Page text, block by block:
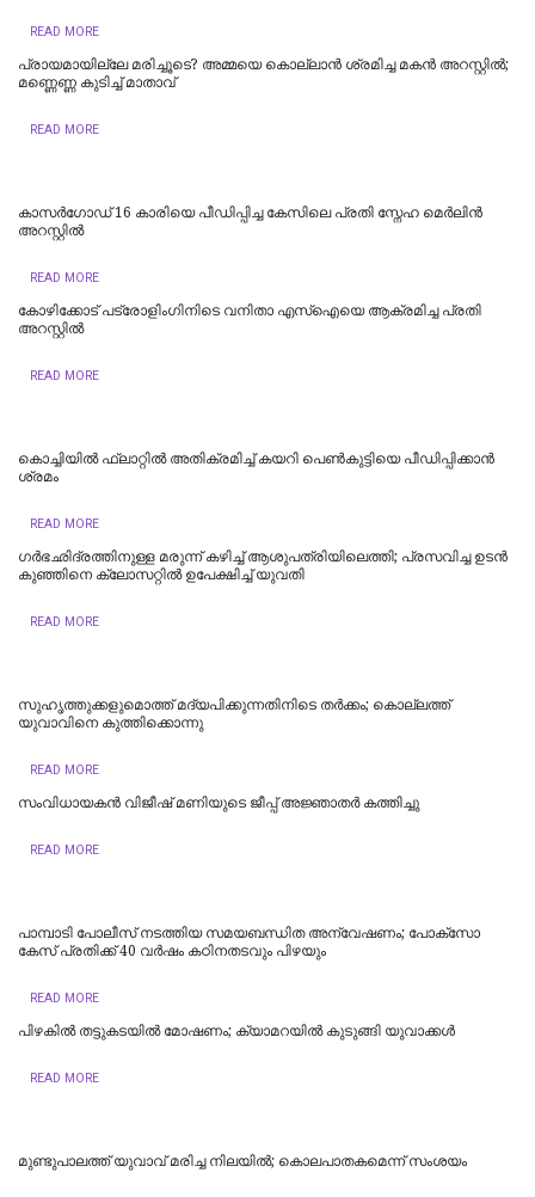
READ MORE
പ്രായമായില്ലേ മരിച്ചൂടെ? അമ്മയെ കൊല്ലാൻ ശ്രമിച്ച മകൻ അറസ്റ്റിൽ;
മണ്ണെണ്ണ കുടിച്ച് മാതാവ്
READ MORE
കാസർഗോഡ് 16 കാരിയെ പീഡിപ്പിച്ച കേസിലെ പ്രതി സ്നേഹ മെർലിൻ
അറസ്റ്റിൽ
READ MORE
കോഴിക്കോട് പട്രോളിംഗിനിടെ വനിതാ എസ്ഐയെ ആക്രമിച്ച പ്രതി
അറസ്റ്റിൽ
READ MORE
കൊച്ചിയില്‍ ഫ്ലാറ്റിൽ അതിക്രമിച്ച് കയറി പെൺകുട്ടിയെ പീഡിപ്പിക്കാൻ
ശ്രമം
READ MORE
ഗർഭഛിദ്രത്തിനുള്ള മരുന്ന് കഴിച്ച് ആശുപത്രിയിലെത്തി; പ്രസവിച്ച ഉടൻ
കുഞ്ഞിനെ ക്ലോസറ്റിൽ ഉപേക്ഷിച്ച് യുവതി
READ MORE
സുഹൃത്തുക്കളുമൊത്ത് മദ്യപിക്കുന്നതിനിടെ തര്‍ക്കം; കൊല്ലത്ത്
യുവാവിനെ കുത്തിക്കൊന്നു
READ MORE
സംവിധായകൻ വിജീഷ് മണിയുടെ ജീപ്പ് അജ്ഞാതർ കത്തിച്ചു
READ MORE
പാമ്പാടി പോലീസ് നടത്തിയ സമയബന്ധിത അന്വേഷണം; പോക്സോ
കേസ് പ്രതിക്ക് 40 വർഷം കഠിനതടവും പിഴയും
READ MORE
പിഴകിൽ തട്ടുകടയിൽ മോഷണം; ക്യാമറയിൽ കുടുങ്ങി യുവാക്കൾ
READ MORE
മുണ്ടുപാലത്ത് യുവാവ് മരിച്ച നിലയില്‍; കൊലപാതകമെന്ന് സംശയം